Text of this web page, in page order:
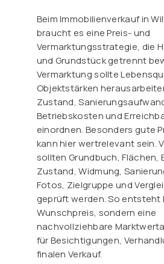
Beim Immobilienverkauf in
braucht es eine Preis- und
Vermarktungsstrategie, die
und Grundstück getrennt
Vermarktung sollte
Objektstärken
Zustand,
Betriebskosten und
einordnen. Besonders gute
kann hier wertrelevant sein.
sollten Grundbuch, Flächen,
Zustand, Widmung,
Fotos, Zielgruppe und
geprüft werden. So entsteht
Wunschpreis, sondern eine
nachvollziehbare
für Besichtigungen,
finalen Verkauf.